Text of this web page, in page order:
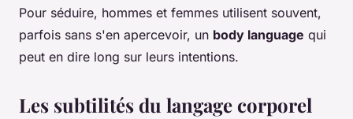
Pour séduire, hommes et femmes utilisent souvent,
parfois sans s'en apercevoir, un body language qui
peut en dire long sur leurs intentions.
Les subtilités du langage corporel